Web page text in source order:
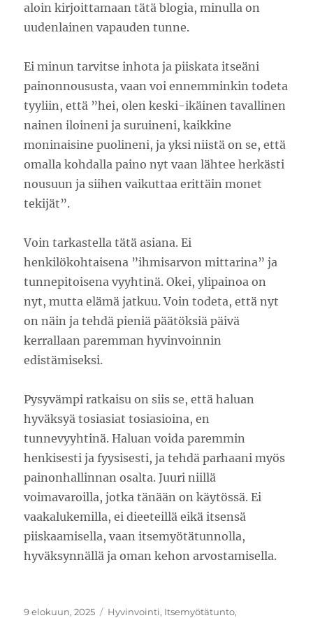
aloin kirjoittamaan tätä blogia, minulla on
uudenlainen vapauden tunne.
Ei minun tarvitse inhota ja piiskata itseäni
painonnoususta, vaan voi ennemminkin todeta
tyyliin, että ”hei, olen keski-ikäinen tavallinen
nainen iloineni ja suruineni, kaikkine
moninaisine puolineni, ja yksi niistä on se, että
omalla kohdalla paino nyt vaan lähtee herkästi
nousuun ja siihen vaikuttaa erittäin monet
tekijät”.
Voin tarkastella tätä asiana. Ei
henkilökohtaisena ”ihmisarvon mittarina” ja
tunnepitoisena vyyhtinä. Okei, ylipainoa on
nyt, mutta elämä jatkuu. Voin todeta, että nyt
on näin ja tehdä pieniä päätöksiä päivä
kerrallaan paremman hyvinvoinnin
edistämiseksi.
Pysyvämpi ratkaisu on siis se, että haluan
hyväksyä tosiasiat tosiasioina, en
tunnevyyhtinä. Haluan voida paremmin
henkisesti ja fyysisesti, ja tehdä parhaani myös
painonhallinnan osalta. Juuri niillä
voimavaroilla, jotka tänään on käytössä. Ei
vaakalukemilla, ei dieeteillä eikä itsensä
piiskaamisella, vaan itsemyötätunnolla,
hyväksynnällä ja oman kehon arvostamisella.
Julkaistu
9 elokuun, 2025 Kategoriat
Hyvinvointi, Itsemyötätunto,